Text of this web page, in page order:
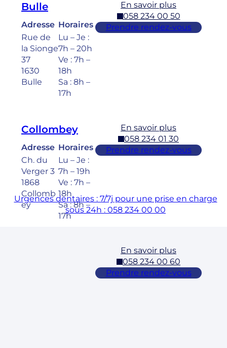
Bulle
Adresse
Rue de
la Sionge
37
1630
Bulle
Horaires
Lu – Je :
7h – 20h
Ve : 7h –
18h
Sa : 8h –
17h
En savoir plus
058 234 00 50
Prendre rendez-vous
Collombey
Adresse
Ch. du
Verger 3
1868
Collomb
ey
Horaires
Lu – Je :
7h – 19h
Ve : 7h –
18h
Sa : 8h –
17h
En savoir plus
058 234 01 30
Prendre rendez-vous
En savoir plus
058 234 00 60
Prendre rendez-vous
Urgences dentaires : 7/7j pour une prise en charge
sous 24h : 058 234 00 00